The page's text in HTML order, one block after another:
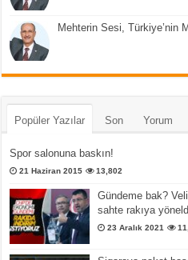
Mehterin Sesi, Türkiye’nin
Popüler Yazılar Son Yorum
Spor salonuna baskın!
21 Haziran 2015 13,802
Gündeme bak?
sahte rakıya
23 Aralık 2021